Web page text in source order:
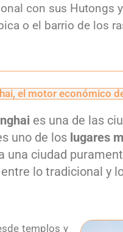
con sus Hutongs
o el barrio de los
el motor económico
es una de las
uno de los lugares
una ciudad
lo tradicional y
templos y